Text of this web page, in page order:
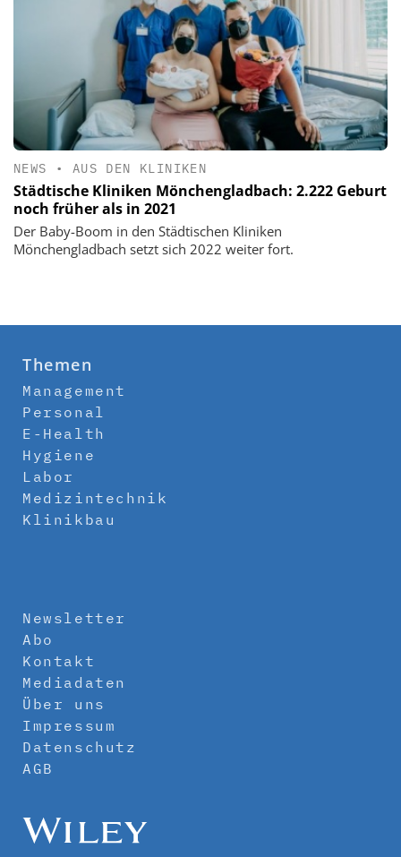
NEWS • AUS DEN KLINIKEN
Städtische Kliniken Mönchengladbach: 2.222 Geburt
noch früher als in 2021
Der Baby-Boom in den Städtischen Kliniken
Mönchengladbach setzt sich 2022 weiter fort.
Themen
Management
Personal
E-Health
Hygiene
Labor
Medizintechnik
Klinikbau
Newsletter
Abo
Kontakt
Mediadaten
Über uns
Impressum
Datenschutz
AGB